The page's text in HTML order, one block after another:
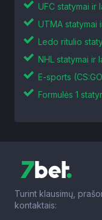
UFC statymai ir
UTMA statymai
Ledo ritulio
NHL statymai ir
E-sports
Formulės 1
Turint klausimų,
kontaktais: